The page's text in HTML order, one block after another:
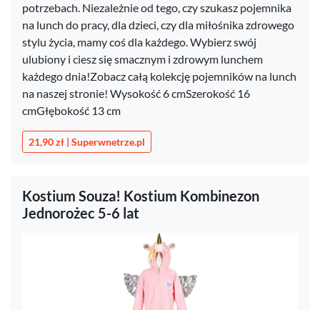
potrzebach. Niezależnie od tego, czy szukasz pojemnika
na lunch do pracy, dla dzieci, czy dla miłośnika zdrowego
stylu życia, mamy coś dla każdego. Wybierz swój
ulubiony i ciesz się smacznym i zdrowym lunchem
każdego dnia!Zobacz całą kolekcję pojemników na lunch
na naszej stronie! Wysokość 6 cmSzerokość 16
cmGłębokość 13 cm
21,90 zł | Superwnetrze.pl
Kostium Souza! Kostium Kombinezon
Jednorożec 5-6 lat